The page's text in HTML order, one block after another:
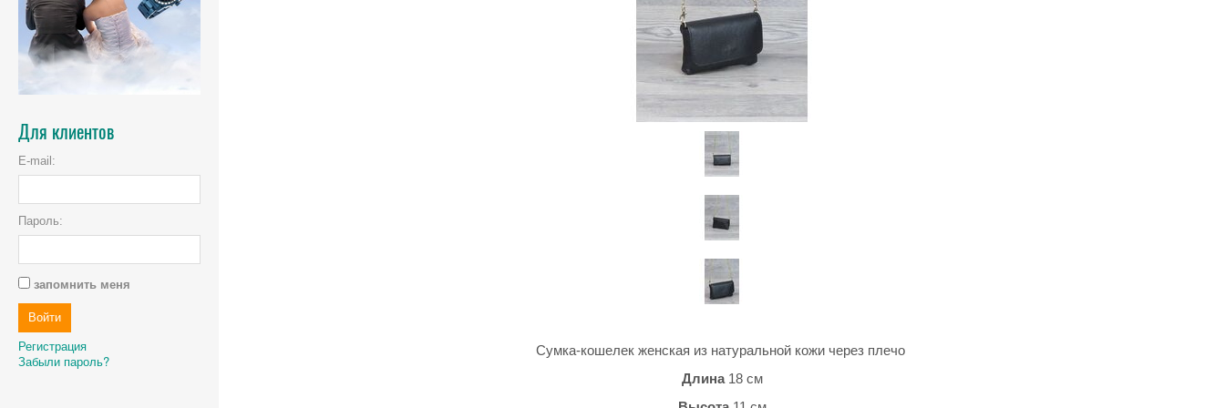
Для клиентов
E-mail:
Пароль:
запомнить меня
Регистрация
Забыли пароль?
Сумка-кошелек женская из натуральной кожи через плечо
Длина18 см